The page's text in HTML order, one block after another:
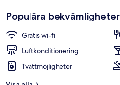
Populära bekvämligheter
Gratis wi-fi
Luftkonditionering
Tvättmöjligheter